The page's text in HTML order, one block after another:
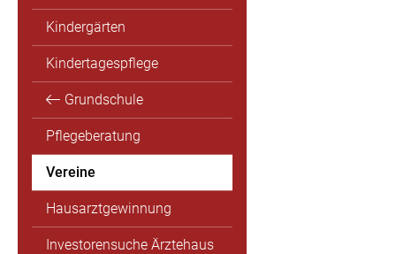
Kindergärten
Kindertagespflege
Grundschule
Pflegeberatung
Vereine
Hausarztgewinnung
Investorensuche Ärztehaus